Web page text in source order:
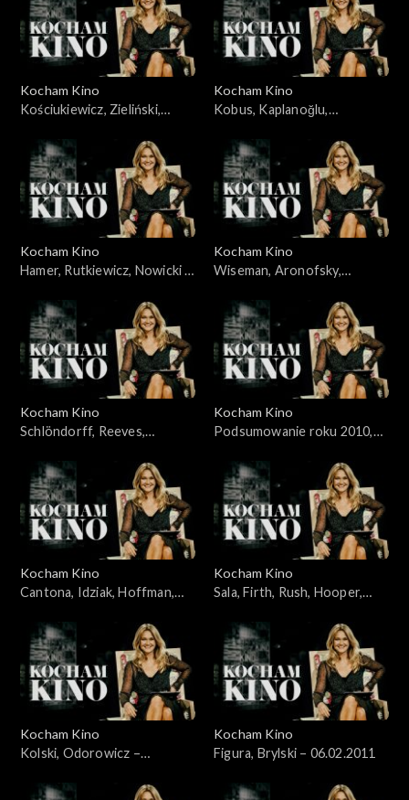
Kocham Kino
Kościukiewicz, Zieliński,
Kocham Kino
Kobus, Kaplanoğlu,
21.11.2010
Kocham Kino
Hamer, Rutkiewicz, Nowicki –
Kocham Kino
Wiseman, Aronofsky,
Kocham Kino
Schlöndorff, Reeves,
Kocham Kino
Podsumowanie roku 2010,
10.01.2011
Kocham Kino
Cantona, Idziak, Hoffman,
Kocham Kino
Sala, Firth, Rush, Hooper,
Kocham Kino
Kolski, Odorowicz –
Kocham Kino
Figura, Brylski – 06.02.2011